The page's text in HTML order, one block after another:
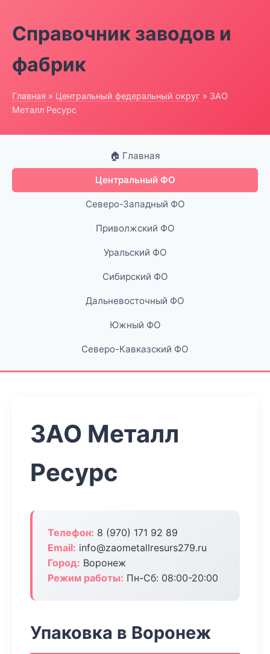
Справочник заводов и
фабрик
Главная » Центральный федеральный округ » ЗАО
Металл Ресурс
🏠 Главная
Центральный ФО
Северо-Западный ФО
Приволжский ФО
Уральский ФО
Сибирский ФО
Дальневосточный ФО
Южный ФО
Северо-Кавказский ФО
ЗАО Металл
Ресурс
Телефон: 8 (970) 171 92 89
Email: info@zaometallresurs279.ru
Город: Воронеж
Режим работы: Пн-Сб: 08:00-20:00
Упаковка в Воронеж